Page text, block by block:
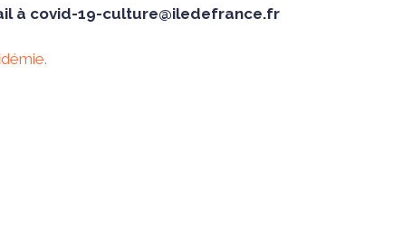
à covid-19-culture@iledefrance.fr